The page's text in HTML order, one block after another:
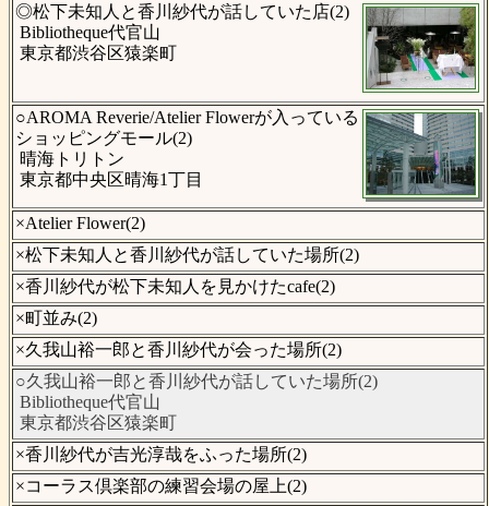
◎松下未知人と香川紗代が話していた店(2)
Bibliotheque代官山
東京都渋谷区猿楽町
○AROMA Reverie/Atelier Flowerが入っている
ショッピングモール(2)
晴海トリトン
東京都中央区晴海1丁目
×Atelier Flower(2)
×松下未知人と香川紗代が話していた場所(2)
×香川紗代が松下未知人を見かけたcafe(2)
×町並み(2)
×久我山裕一郎と香川紗代が会った場所(2)
○久我山裕一郎と香川紗代が話していた場所(2)
Bibliotheque代官山
東京都渋谷区猿楽町
×香川紗代が吉光淳哉をふった場所(2)
×コーラス倶楽部の練習会場の屋上(2)